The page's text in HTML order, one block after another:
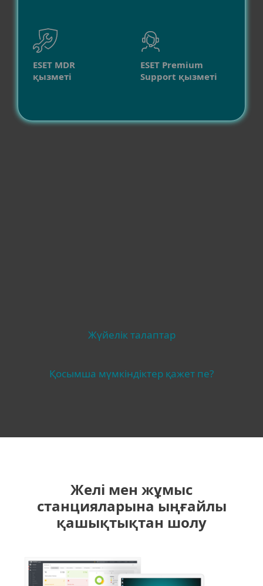
ESET MDR
қызметі
ESET Premium
Support қызметі
Жүйелік талаптар
Қосымша мүмкіндіктер қажет пе?
Желі мен жұмыс
станцияларына ыңғайлы
қашықтықтан шолу